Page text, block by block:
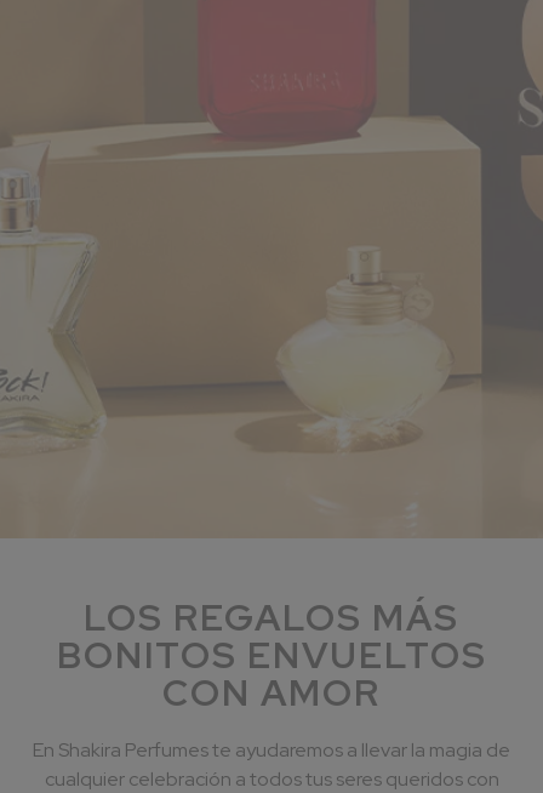
LOS REGALOS MÁS
BONITOS ENVUELTOS
CON AMOR
En Shakira Perfumes te ayudaremos a llevar la magia de
cualquier celebración a todos tus seres queridos con